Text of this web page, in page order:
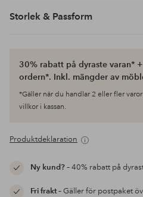
Storlek & Passform
30% rabatt på dyraste varan*
ordern*. Inkl. mängder av
*Gäller när du handlar 2 eller fler
villkor i kassan.
Produktdeklaration
Ny kund?– 40% rabatt på
Fri frakt– Gäller för postpaket